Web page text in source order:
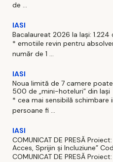
de ...
IASI
Bacalaureat 2026 la Iași:
* emotiile revin pentru
număr de 1 ...
IASI
Noua limită de 7 camere
500 de „mini-hoteluri” din Iași
* cea mai sensibilă schimbare
persoane fi ...
IASI
COMUNICAT DE PRESĂ
Acces, Sprijin și Incluziune”
COMUNICAT DE PRESĂ